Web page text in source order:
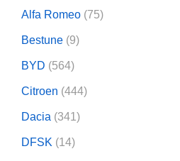
Alfa Romeo (75)
Bestune (9)
BYD (564)
Citroen (444)
Dacia (341)
DFSK (14)